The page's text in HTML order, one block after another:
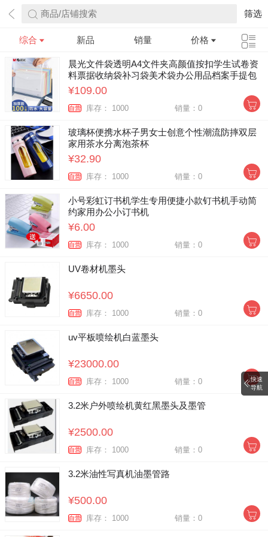
商品/店铺搜索 筛选
综合 新品 销量 价格
晨光文件袋透明A4文件夹高颜值按扣学生试卷资
料票据收纳袋补习袋美术袋办公用品档案手提包
加厚防水袋100个
¥109.00
自营 库存： 1000 销量：0
玻璃杯便携水杯子男女士创意个性潮流防摔双层
家用茶水分离泡茶杯
¥32.90
自营 库存： 1000 销量：0
小号彩虹订书机学生专用便捷小款钉书机手动简
约家用办公小订书机
¥6.00
自营 库存： 1000 销量：0
UV卷材机墨头
¥6650.00
自营 库存： 1000 销量：0
uv平板喷绘机白蓝墨头
¥23000.00
自营 库存： 1000 销量：0
3.2米户外喷绘机黄红黑墨头及墨管
¥2500.00
自营 库存： 1000 销量：0
3.2米油性写真机油墨管路
¥500.00
自营 库存： 1000 销量：0
快速
导航